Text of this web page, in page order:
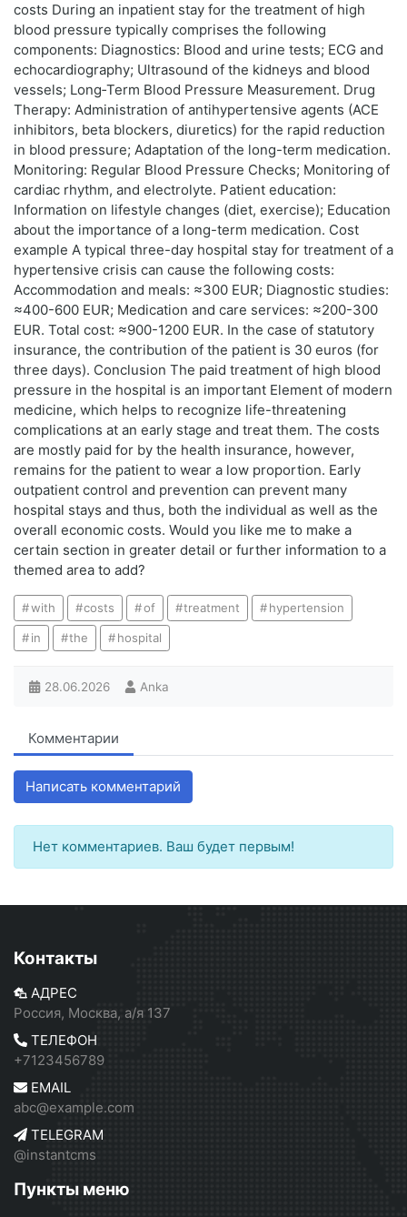
costs During an inpatient stay for the treatment of high
blood pressure typically comprises the following
components: Diagnostics: Blood and urine tests; ECG and
echocardiography; Ultrasound of the kidneys and blood
vessels; Long‑Term Blood Pressure Measurement. Drug
Therapy: Administration of antihypertensive agents (ACE
inhibitors, beta blockers, diuretics) for the rapid reduction
in blood pressure; Adaptation of the long-term medication.
Monitoring: Regular Blood Pressure Checks; Monitoring of
cardiac rhythm, and electrolyte. Patient education:
Information on lifestyle changes (diet, exercise); Education
about the importance of a long-term medication. Cost
example A typical three-day hospital stay for treatment of a
hypertensive crisis can cause the following costs:
Accommodation and meals: ≈300 EUR; Diagnostic studies:
≈400-600 EUR; Medication and care services: ≈200-300
EUR. Total cost: ≈900-1200 EUR. In the case of statutory
insurance, the contribution of the patient is 30 euros (for
three days). Conclusion The paid treatment of high blood
pressure in the hospital is an important Element of modern
medicine, which helps to recognize life-threatening
complications at an early stage and treat them. The costs
are mostly paid for by the health insurance, however,
remains for the patient to wear a low proportion. Early
outpatient control and prevention can prevent many
hospital stays and thus, both the individual as well as the
overall economic costs. Would you like me to make a
certain section in greater detail or further information to a
themed area to add?
with costs of treatment hypertension
in the hospital
28.06.2026 Anka
Комментарии
Написать комментарий
Нет комментариев. Ваш будет первым!
Контакты
АДРЕС
Россия, Москва, а/я 137
ТЕЛЕФОН
+7123456789
EMAIL
abc@example.com
TELEGRAM
@instantcms
Пункты меню